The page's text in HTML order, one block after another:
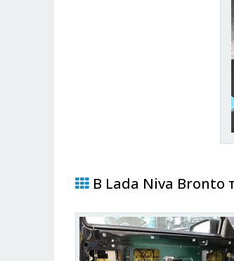
В Lada Niva Bronto